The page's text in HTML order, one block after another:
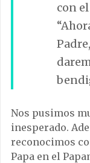
con
Nos pusimos
inesperado.
reconocimos
Papa en el